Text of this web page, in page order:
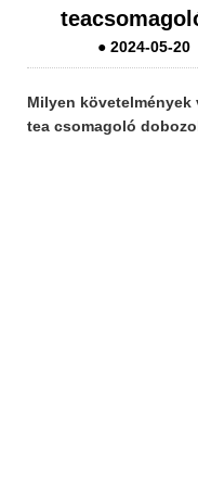
● 2024-05-20
Milyen követelmények
tea csomagoló